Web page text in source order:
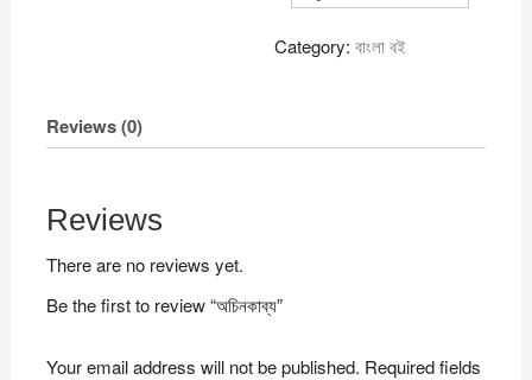
Category:বাংলা বই
Reviews (0)
Reviews
There are no reviews yet.
Be the first to review “অচিনকাব্য”
Your email address will not be published. Required fields